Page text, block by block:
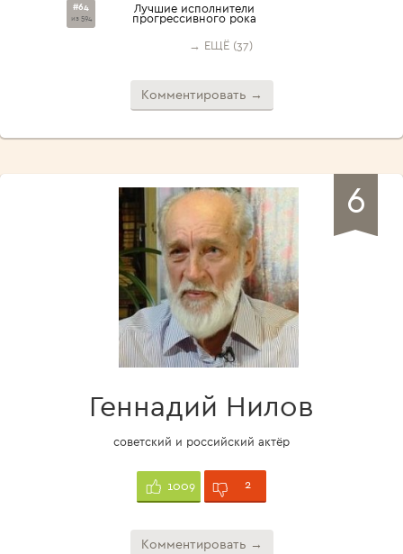
#64
из 594
Лучшие исполнители
прогрессивного рока
→ ЕЩЁ (37)
Комментировать →
6
Геннадий Нилов
советский и российский актёр
1009 2
Комментировать →